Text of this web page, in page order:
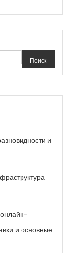
Поиск
и
и основные